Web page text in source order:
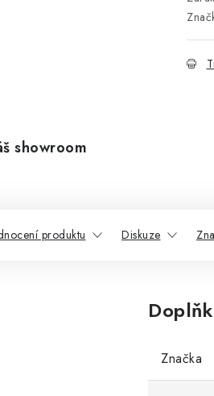
showroom
produktu Diskuze
Značka